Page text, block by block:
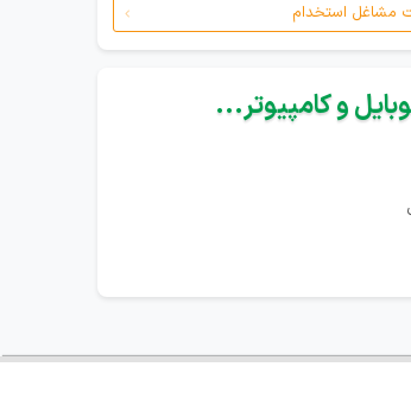
مشاغل استخدام
و کامپیوتر...